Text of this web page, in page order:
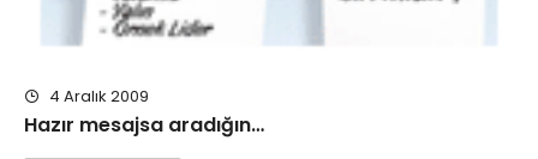
4 Aralık 2009
Hazır mesajsa aradığın…